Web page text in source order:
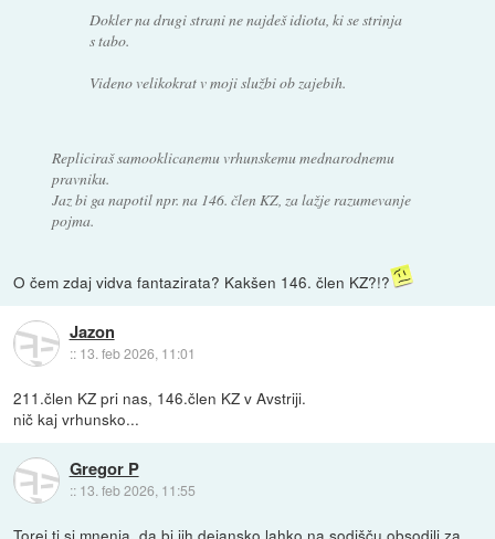
Dokler na drugi strani ne najdeš idiota, ki se strinja
s tabo.
Videno velikokrat v moji službi ob zajebih.
Repliciraš samooklicanemu vrhunskemu mednarodnemu
pravniku.
Jaz bi ga napotil npr. na 146. člen KZ, za lažje razumevanje
pojma.
O čem zdaj vidva fantazirata? Kakšen 146. člen KZ?!?
Jazon
:: 13. feb 2026, 11:01
211.člen KZ pri nas, 146.člen KZ v Avstriji.
nič kaj vrhunsko...
Gregor P
:: 13. feb 2026, 11:55
Torej ti si mnenja, da bi jih dejansko lahko na sodišču obsodili za